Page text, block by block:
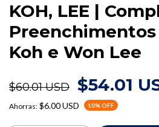
KOH, LEE |
Preenchimentos
Koh e Won Lee
$60.01 USD $54.01
Ahorras: $6.00 USD 10% OFF